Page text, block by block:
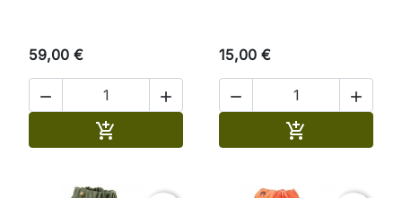
59,00 €
 

15,00 €
 
